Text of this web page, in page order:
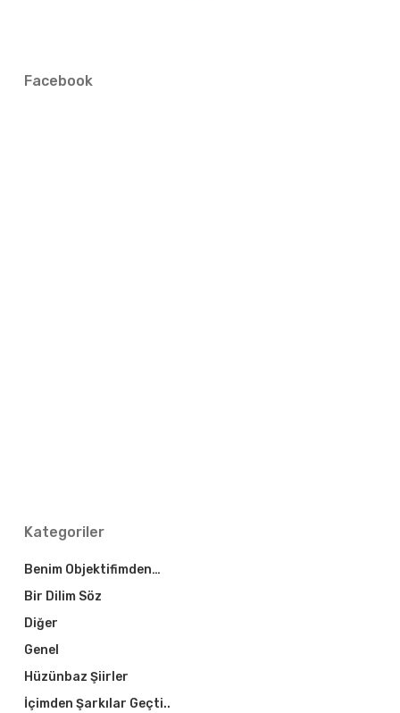
Facebook
Kategoriler
Benim Objektifimden…
Bir Dilim Söz
Diğer
Genel
Hüzünbaz Şiirler
İçimden Şarkılar Geçti..